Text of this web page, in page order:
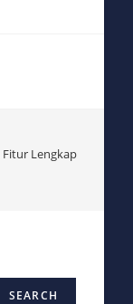
Lengkap
SEARCH